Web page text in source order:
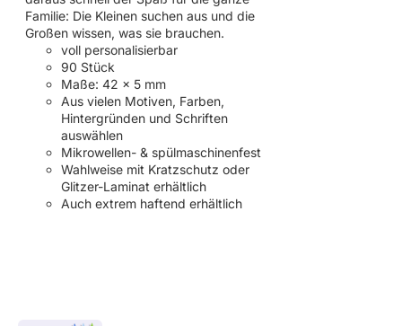
Familie: Die Kleinen suchen aus und die
Großen wissen, was sie brauchen.
voll personalisierbar
90 Stück
Maße: 42 x 5 mm
Aus vielen Motiven, Farben,
Hintergründen und Schriften
auswählen
Mikrowellen- & spülmaschinenfest
Wahlweise mit Kratzschutz oder
Glitzer-Laminat erhältlich
Auch extrem haftend erhältlich